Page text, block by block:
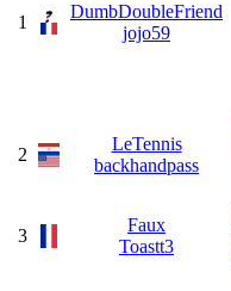
1
DumbDoubleFriend
jojo59
2
LeTennis
backhandpass
3
Faux
Toastt3